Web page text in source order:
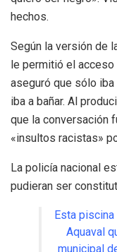
hechos.
Según la versión de
le permitió el
aseguró que sólo iba
iba a bañar. Al
que la conversación
«insultos racistas»
La policía nacional
pudieran ser
Esta
Aquaval
municipal